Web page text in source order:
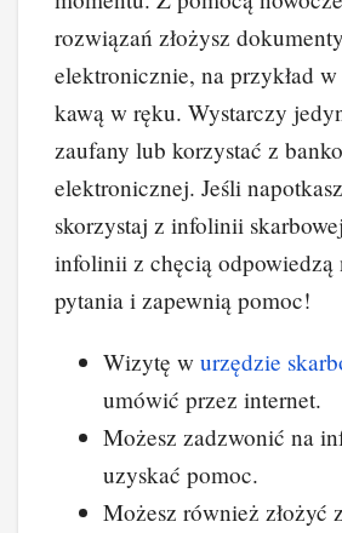
rozwiązań złożysz dokumenty
elektronicznie, na przykład
kawą w ręku. Wystarczy
zaufany lub korzystać z
elektronicznej. Jeśli
skorzystaj z infolinii
infolinii z chęcią odpowiedzą
pytania i zapewnią pomoc!
Wizytę w urzędzie
umówić przez internet.
Możesz zadzwonić na
uzyskać pomoc.
Możesz również złożyć